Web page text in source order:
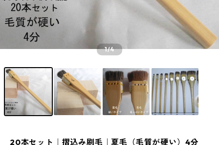
1/4
20本セット｜摺込み刷毛｜夏毛（毛質が硬い）4分